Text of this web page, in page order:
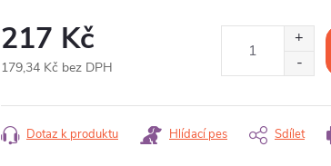
217 Kč
179,34 Kč bez DPH
cena:
Dotaz k produktu Hlídací pes Sdílet